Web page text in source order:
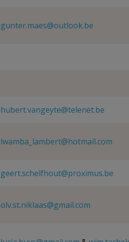
gunter.maes@outlook.be
hubert.vangeyte@telenet.be
lwamba_lambert@hotmail.com
geert.schelfhout@proximus.be
olv.st.niklaas@gmail.com